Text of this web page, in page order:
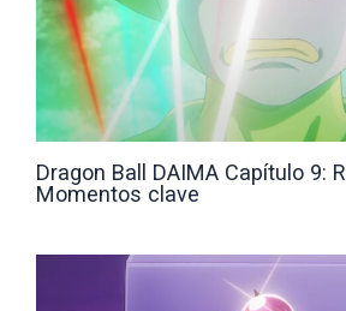
Dragon Ball DAIMA Capítulo 9:
Momentos clave